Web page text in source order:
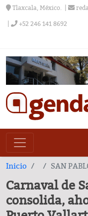
Tlaxcala, México.
+52 246 141 8692
Inicio SAN
Carnaval de
consolida,